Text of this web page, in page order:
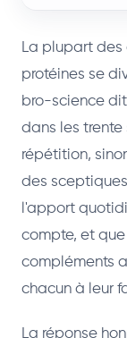
La plupart des
protéines se
bro-science
dans les
répétition,
des
l'apport
compte, et
compléments
chacun à leur
La réponse